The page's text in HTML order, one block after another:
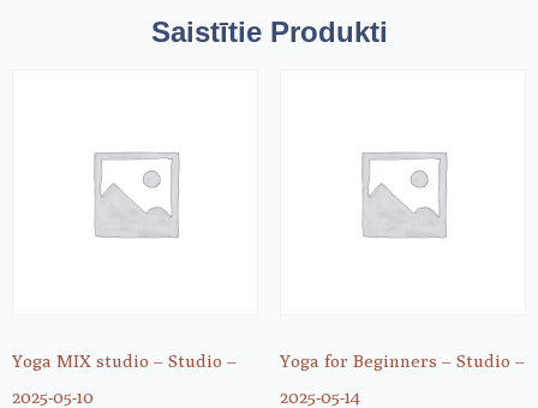
Saistītie Produkti
Yoga MIX studio – Studio –
2025-05-10
Yoga for Beginners – Studio –
2025-05-14